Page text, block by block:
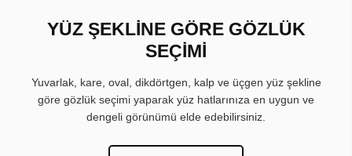
YÜZ ŞEKLİNE GÖRE GÖZLÜK
SEÇİMİ
Yuvarlak, kare, oval, dikdörtgen, kalp ve üçgen yüz şekline
göre gözlük seçimi yaparak yüz hatlarınıza en uygun ve
dengeli görünümü elde edebilirsiniz.